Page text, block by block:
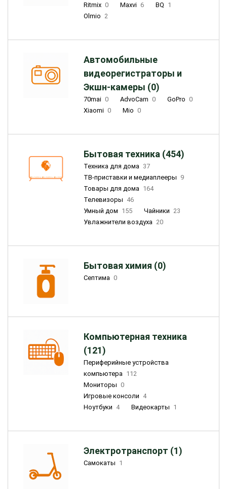
Ritmix 0 Maxvi 6 BQ 1
Olmio 2
Автомобильные
видеорегистраторы и
Экшн-камеры (0)
70mai 0 AdvoCam 0 GoPro 0
Xiaomi 0 Mio 0
Бытовая техника (454)
Техника для дома 37
ТВ-приставки и медиаплееры 9
Товары для дома 164
Телевизоры 46
Умный дом 155 Чайники 23
Увлажнители воздуха 20
Бытовая химия (0)
Септима 0
Компьютерная техника
(121)
Периферийные устройства
компьютера 112
Мониторы 0
Игровые консоли 4
Ноутбуки 4 Видеокарты 1
Электротранспорт (1)
Самокаты 1